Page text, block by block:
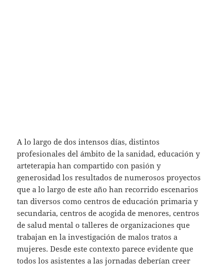
A lo largo de dos intensos días, distintos
profesionales del ámbito de la sanidad, educación y
arteterapia han compartido con pasión y
generosidad los resultados de numerosos proyectos
que a lo largo de este año han recorrido escenarios
tan diversos como centros de educación primaria y
secundaria, centros de acogida de menores, centros
de salud mental o talleres de organizaciones que
trabajan en la investigación de malos tratos a
mujeres. Desde este contexto parece evidente que
todos los asistentes a las jornadas deberían creer